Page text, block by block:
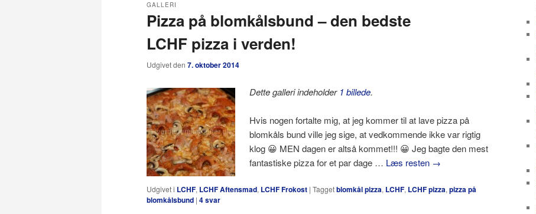
Pizza på blomkålsbund – den bedste
LCHF pizza i verden!
GALLERI
Udgivet den 7. oktober 2014
Dette galleri indeholder 1 billede.
Hvis nogen fortalte mig, at jeg kommer til at lave pizza på
blomkåls bund ville jeg sige, at vedkommende ikke var rigtig
klog 😀 MEN dagen er altså kommet!!! 😀 Jeg bagte den mest
fantastiske pizza for et par dage … Læs resten →
Udgivet i LCHF, LCHF Aftensmad, LCHF Frokost | Taggetblomkål pizza, LCHF, LCHF pizza, pizza på
blomkålsbund | 4svar